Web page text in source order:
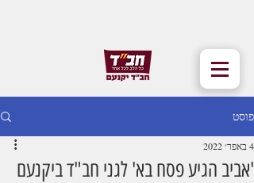
פוסט
'אביב הגיע פסח בא' לגני חב"ד ביקנעם
4 באפר׳ 2022